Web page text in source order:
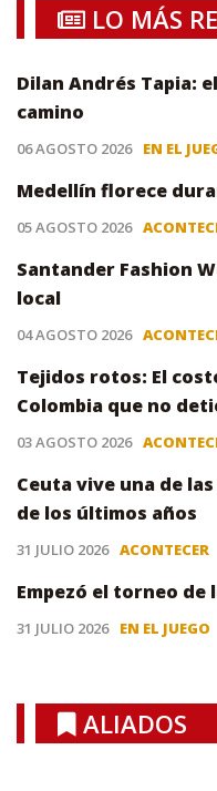
LO MÁS
Dilan Andrés Tapia:
camino
06 AGOSTO 2026 EN EL
Medellín florece
05 AGOSTO 2026
Santander Fashion
local
04 AGOSTO 2026
Tejidos rotos: El
Colombia que no
03 AGOSTO 2026
Ceuta vive una de
de los últimos años
31 JULIO 2026 ACONTECER
Empezó el torneo de
31 JULIO 2026 EN EL JUEGO
ALIADOS